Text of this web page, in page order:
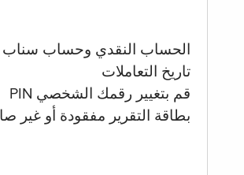
الحساب النقدي وحساب سناب
تاريخ التعاملات
قم بتغيير رقمك الشخصي PIN
بطاقة التقرير مفقودة أو غير